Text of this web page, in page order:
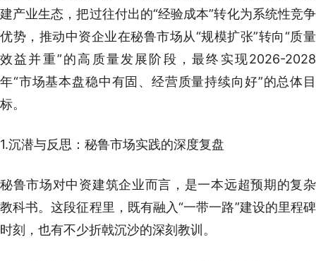
建产业生态，把过往付出的“经验成本”转化为系统性竞争
优势，推动中资企业在秘鲁市场从“规模扩张”转向“质量
效益并重”的高质量发展阶段，最终实现2026-2028
年“市场基本盘稳中有固、经营质量持续向好”的总体目
标。
1.沉潜与反思：秘鲁市场实践的深度复盘
秘鲁市场对中资建筑企业而言，是一本远超预期的复杂
教科书。这段征程里，既有融入“一带一路”建设的里程碑
时刻，也有不少折戟沉沙的深刻教训。